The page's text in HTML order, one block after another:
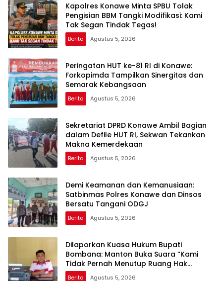
Kapolres Konawe Minta SPBU Tolak
Pengisian BBM Tangki Modifikasi: Kami
Tak Segan Tindak Tegas!
Berita Agustus 5, 2026
Peringatan HUT ke-81 RI di Konawe:
Forkopimda Tampilkan Sinergitas dan
Semarak Kebangsaan
Berita Agustus 5, 2026
Sekretariat DPRD Konawe Ambil Bagian
dalam Defile HUT RI, Sekwan Tekankan
Makna Kemerdekaan
Berita Agustus 5, 2026
Demi Keamanan dan Kemanusiaan:
Satbinmas Polres Konawe dan Dinsos
Bersatu Tangani ODGJ
Berita Agustus 5, 2026
Dilaporkan Kuasa Hukum Bupati
Bombana: Manton Buka Suara “Kami
Tidak Pernah Menutup Ruang Hak
Jawab”
Berita Agustus 5, 2026